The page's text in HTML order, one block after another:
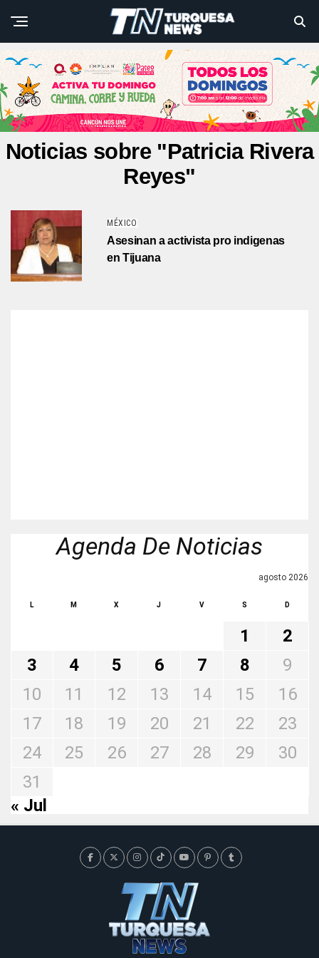
Noticias sobre "Patricia Rivera
Reyes"
MÉXICO
Asesinan a activista pro indigenas
en Tijuana
Agenda De Noticias
agosto 2026
L M X J V S D
1
2
3
4 5 6 7 8
9
10
11 12 13 14 15
16
17
18 19 20 21 22
23
24
25 26 27 28 29
30
31
« Jul